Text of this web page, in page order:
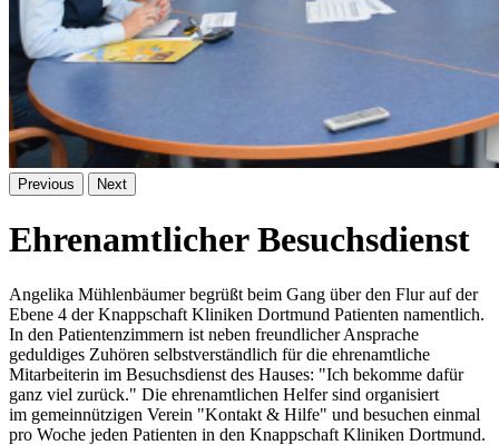
Previous Next
Ehrenamtlicher Besuchsdienst
Angelika Mühlenbäumer begrüßt beim Gang über den Flur auf der
Ebene 4 der Knappschaft Kliniken Dortmund Patienten namentlich.
In den Patientenzimmern ist neben freundlicher Ansprache
geduldiges Zuhören selbstverständlich für die ehrenamtliche
Mitarbeiterin im Besuchsdienst des Hauses: "Ich bekomme dafür
ganz viel zurück." Die ehrenamtlichen Helfer sind organisiert
im gemeinnützigen Verein "Kontakt & Hilfe" und besuchen einmal
pro Woche jeden Patienten in den Knappschaft Kliniken Dortmund.